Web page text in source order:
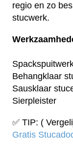
regio en zo
stucwerk.
Behangklaar
Sausklaar
Sierpleister
✅ TIP: (
Gratis